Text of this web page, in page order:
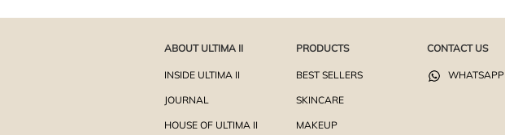
ABOUT ULTIMA II
INSIDE ULTIMA II
JOURNAL
HOUSE OF ULTIMA II
PRODUCTS
BEST SELLERS
SKINCARE
MAKEUP
CONTACT US
WHATSAPP